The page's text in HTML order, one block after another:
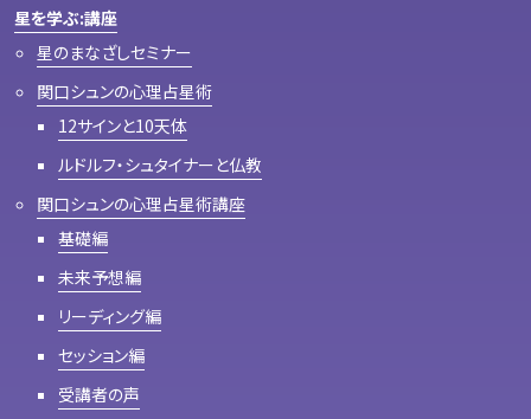
星を学ぶ:講座
星のまなざしセミナー
関口シュンの心理占星術
12サインと10天体
ルドルフ・シュタイナーと仏教
関口シュンの心理占星術講座
基礎編
未来予想編
リーディング編
セッション編
受講者の声